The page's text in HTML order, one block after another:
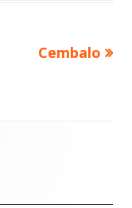
次
Cembalo